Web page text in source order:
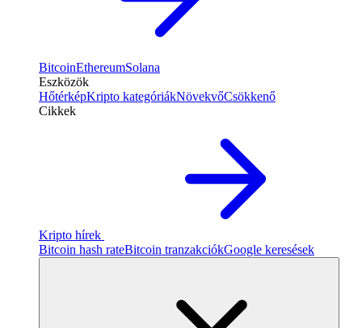
BitcoinEthereumSolana
Eszközök
HőtérképKripto kategóriákNövekvőCsökkenő
Cikkek
Kripto hírek
Bitcoin hash rateBitcoin tranzakciókGoogle keresések